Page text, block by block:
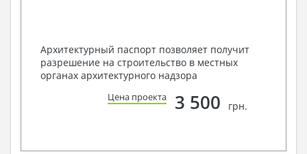
Архитектурный паспорт позволяет получит
разрешение на строительство в местных
органах архитектурного надзора
Цена проекта 3 500 грн.